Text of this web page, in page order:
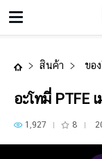
อะโทมี่ PTFE เมม
สินค้า ขอ
อะโทมี่ PTFE
1,927 8